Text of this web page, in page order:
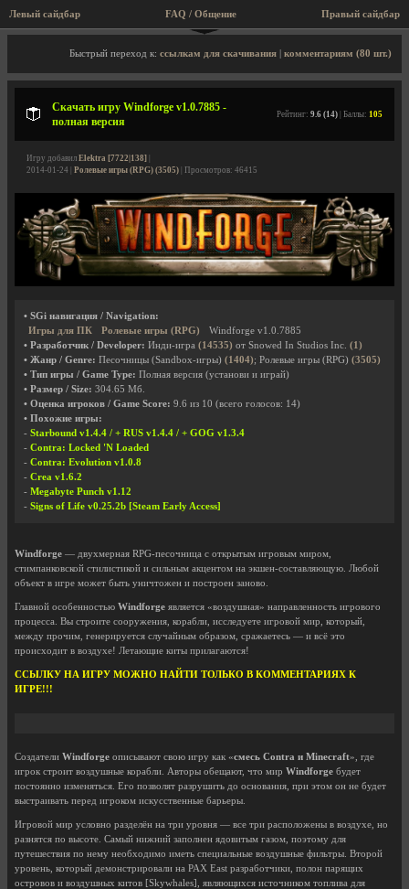
Левый сайдбар FAQ / Общение
Описание игры, скриншоты, видео
Быстрый переход к: ссылкам для скачивания комментариям (80 шт.)
Скачать игру Windforge v1.0.7885 -
полная версия
Рейтинг: 9.6 (14) | Баллы: 105
Игру добавил Elektra [7722|138]
2014-01-24 | Ролевые игры (RPG) (3505) | Просмотров: 46415
• SGi навигация / Navigation:
Игры для ПК
Ролевые игры (RPG)
Windforge v1.0.7885
• Разработчик / Developer: Инди-игра (14535) от Snowed In Studios Inc. (1)
• Жанр / Genre: Песочницы (Sandbox-игры) (1404); Ролевые игры (RPG) (3505)
• Тип игры / Game Type: Полная версия (установи и играй)
• Размер / Size: 304.65 Мб.
• Оценка игроков / Game Score: 9.6 из 10 (всего голосов: 14)
• Похожие игры:
- Starbound v1.4.4 / + RUS v1.4.4 / + GOG v1.3.4
- Contra: Locked 'N Loaded
- Contra: Evolution v1.0.8
- Crea v1.6.2
- Megabyte Punch v1.12
- Signs of Life v0.25.2b [Steam Early Access]
Windforge — двухмерная RPG-песочница с открытым игровым миром,
стимпанковской стилистикой и сильным акцентом на экшен-составляющую. Любой
объект в игре может быть уничтожен и построен заново.
Главной особенностью Windforge является «воздушная» направленность игрового
процесса. Вы строите сооружения, корабли, исследуете игровой мир, который,
между прочим, генерируется случайным образом, сражаетесь — и всё это
происходит в воздухе! Летающие киты прилагаются!
ССЫЛКУ НА ИГРУ МОЖНО НАЙТИ ТОЛЬКО В КОММЕНТАРИЯХ К
ИГРЕ!!!
Создатели Windforge описывают свою игру как «смесь Contra и Minecraft», где
игрок строит воздушные корабли. Авторы обещают, что мир Windforge будет
постоянно изменяться. Его позволят разрушить до основания, при этом он не будет
выстраивать перед игроком искусственные барьеры.
Игровой мир условно разделён на три уровня — все три расположены в воздухе, но
разнятся по высоте. Самый нижний заполнен ядовитым газом, поэтому для
путешествия по нему необходимо иметь специальные воздушные фильтры. Второй
уровень, который демонстрировали на PAX East разработчики, полон парящих
островов и воздушных китов [Skywhales], являющихся источником топлива для